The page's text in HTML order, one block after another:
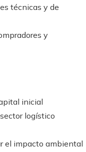
técnicas y de
y
inicial
logístico
el impacto ambiental